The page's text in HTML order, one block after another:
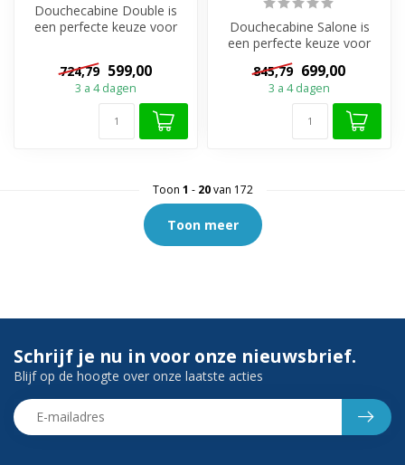
Douchecabine Double is
een perfecte keuze voor
ruime, st...
724,79 599,00
3 a 4 dagen
Douchecabine Salone is
een perfecte keuze voor
wie op zoek is naar een
ruime, st...
845,79 699,00
3 a 4 dagen
Toon 1 - 20van 172
Toon meer
Schrijf je nu in voor onze nieuwsbrief.
Blijf op de hoogte over onze laatste acties